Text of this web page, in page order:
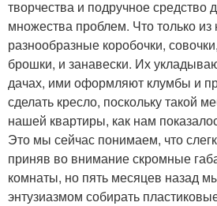
творчества и подручное средство
множества проблем. Что только
разнообразные коробочки,
брошки, и занавески. Их
дачах, ими оформляют клумбы и
сделать кресло, поскольку такой
нашей квартиры, как нам
Это мы сейчас понимаем, что
приняв во внимание скромные
комнаты, но пять месяцев назад
энтузиазмом собирать